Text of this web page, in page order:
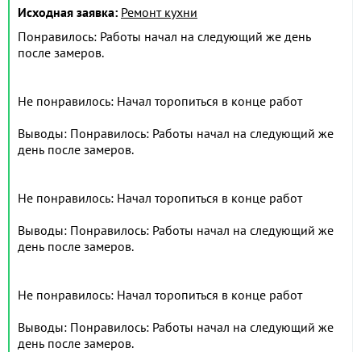
Исходная заявка: Ремонт кухни
Понравилось: Работы начал на следующий же день
после замеров.
Не понравилось: Начал торопиться в конце работ
Выводы: Понравилось: Работы начал на следующий же
день после замеров.
Не понравилось: Начал торопиться в конце работ
Выводы: Понравилось: Работы начал на следующий же
день после замеров.
Не понравилось: Начал торопиться в конце работ
Выводы: Понравилось: Работы начал на следующий же
день после замеров.